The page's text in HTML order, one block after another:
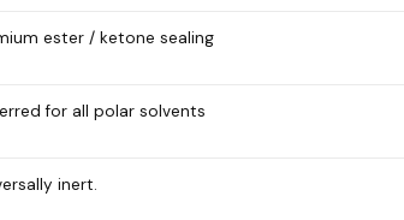
ester / ketone sealing
for all polar solvents
inert.